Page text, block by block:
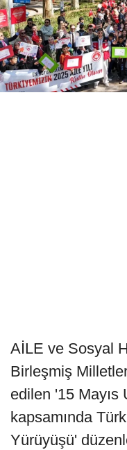
AİLE ve Sosyal
Birleşmiş
edilen '15 Mayıs
kapsamında
Yürüyüşü'